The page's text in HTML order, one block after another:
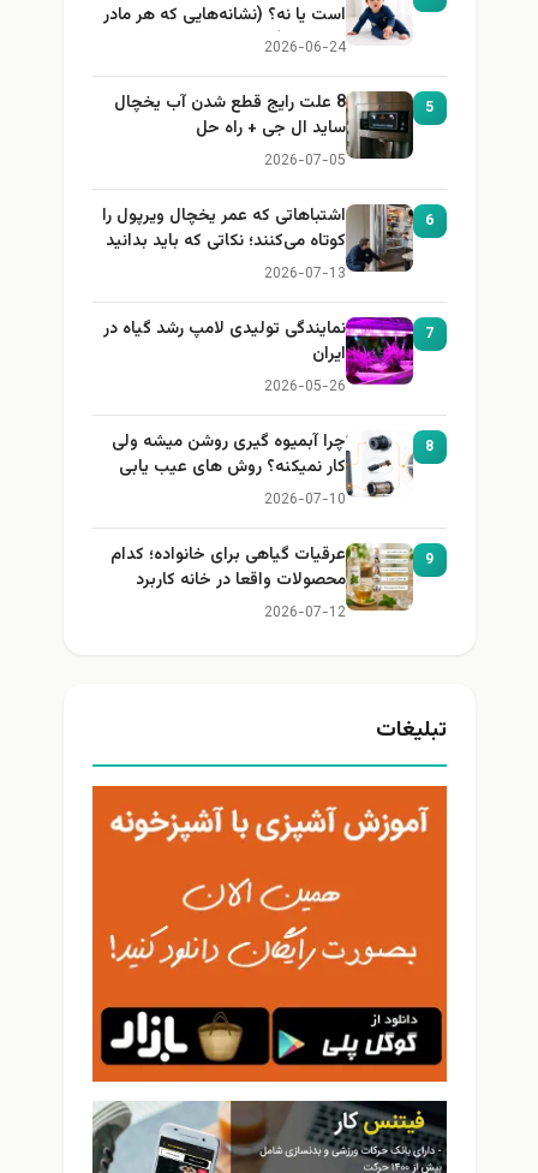
است یا نه؟ (نشانه‌هایی که هر مادر
باید بداند)
2026-06-24
5
8 علت رایج قطع شدن آب یخچال
ساید ال جی + راه حل
2026-07-05
6
اشتباهاتی که عمر یخچال ویرپول را
کوتاه می‌کنند؛ نکاتی که باید بدانید
2026-07-13
7
نمایندگی تولیدی لامپ رشد گیاه در
ایران
2026-05-26
8
چرا آبمیوه گیری روشن میشه ولی
کار نمیکنه؟ روش های عیب یابی
2026-07-10
9
عرقیات گیاهی برای خانواده؛ کدام
محصولات واقعا در خانه کاربرد
دارند؟
2026-07-12
تبلیغات